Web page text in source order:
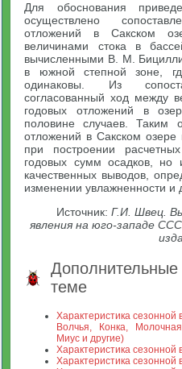
Для обоснования
осуществлено
отложений в Сакском
величинами стока в
вычисленными В. М.
в южной степной зоне,
одинаковы. Из
согласованный ход между
годовых отложений в
половине случаев. Таким
отложений в Сакском озере
при построении
годовых сумм осадков, но
качественных выводов,
изменении увлажненности и
Источник: Г.И. Швец.
явления на юго-западе
теме
Характеристика
Волчья, Конка,
Миус и другие)
Характеристика сезонной
Характеристика